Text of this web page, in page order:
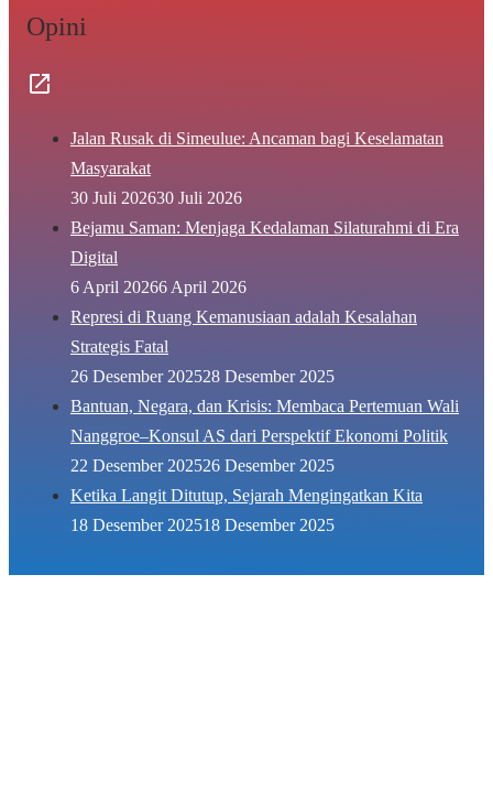
Opini
Jalan Rusak di Simeulue: Ancaman bagi Keselamatan
Masyarakat
30 Juli 202630 Juli 2026
Bejamu Saman: Menjaga Kedalaman Silaturahmi di Era
Digital
6 April 20266 April 2026
Represi di Ruang Kemanusiaan adalah Kesalahan
Strategis Fatal
26 Desember 202528 Desember 2025
Bantuan, Negara, dan Krisis: Membaca Pertemuan Wali
Nanggroe–Konsul AS dari Perspektif Ekonomi Politik
22 Desember 202526 Desember 2025
Ketika Langit Ditutup, Sejarah Mengingatkan Kita
18 Desember 202518 Desember 2025